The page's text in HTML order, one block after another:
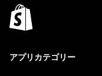
アプリカテゴリー